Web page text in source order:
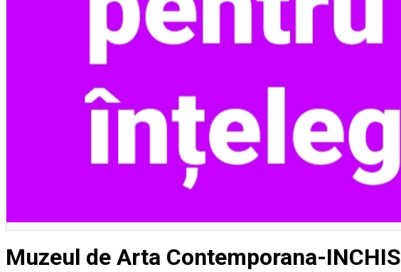
Muzeul de Arta Contemporana-INCHIS